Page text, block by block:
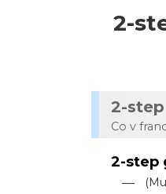
2-
2-
Co v
2-step
—